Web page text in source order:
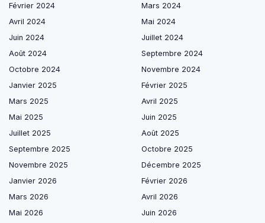
Février 2024
Mars 2024
Avril 2024
Mai 2024
Juin 2024
Juillet 2024
Août 2024
Septembre 2024
Octobre 2024
Novembre 2024
Janvier 2025
Février 2025
Mars 2025
Avril 2025
Mai 2025
Juin 2025
Juillet 2025
Août 2025
Septembre 2025
Octobre 2025
Novembre 2025
Décembre 2025
Janvier 2026
Février 2026
Mars 2026
Avril 2026
Mai 2026
Juin 2026